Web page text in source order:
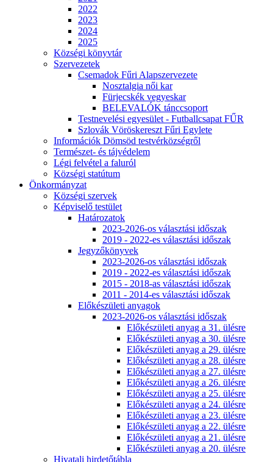
2022
2023
2024
2025
Községi könyvtár
Szervezetek
Csemadok Fűri Alapszervezete
Nosztalgia női kar
Fürjecskék vegyeskar
BELEVALÓK tánccsoport
Testnevelési egyesület - Futballcsapat FŰR
Szlovák Vöröskereszt Fűri Egylete
Információk Dömsöd testvérközségről
Természet- és tájvédelem
Légi felvétel a faluról
Községi statútum
Önkormányzat
Községi szervek
Képviselő testület
Határozatok
2023-2026-os választási időszak
2019 - 2022-es választási időszak
Jegyzőkönyvek
2023-2026-os választási időszak
2019 - 2022-es választási időszak
2015 - 2018-as választási időszak
2011 - 2014-es választási időszak
Előkészületi anyagok
2023-2026-os választási időszak
Előkészületi anyag a 31. ülésre
Előkészületi anyag a 30. ülésre
Előkészületi anyag a 29. ülésre
Előkészületi anyag a 28. ülésre
Előkészületi anyag a 27. ülésre
Előkészületi anyag a 26. ülésre
Előkészületi anyag a 25. ülésre
Előkészületi anyag a 24. ülésre
Előkészületi anyag a 23. ülésre
Előkészületi anyag a 22. ülésre
Előkészületi anyag a 21. ülésre
Előkészületi anyag a 20. ülésre
Hivatali hirdetőtábla